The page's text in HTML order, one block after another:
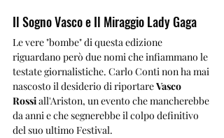
Il Sogno Vasco e Il Miraggio Lady Gaga
Le vere "bombe" di questa edizione
riguardano però due nomi che infiammano le
testate giornalistiche. Carlo Conti non ha mai
nascosto il desiderio di riportare Vasco
Rossi all'Ariston, un evento che mancherebbe
da anni e che segnerebbe il colpo definitivo
del suo ultimo Festival.